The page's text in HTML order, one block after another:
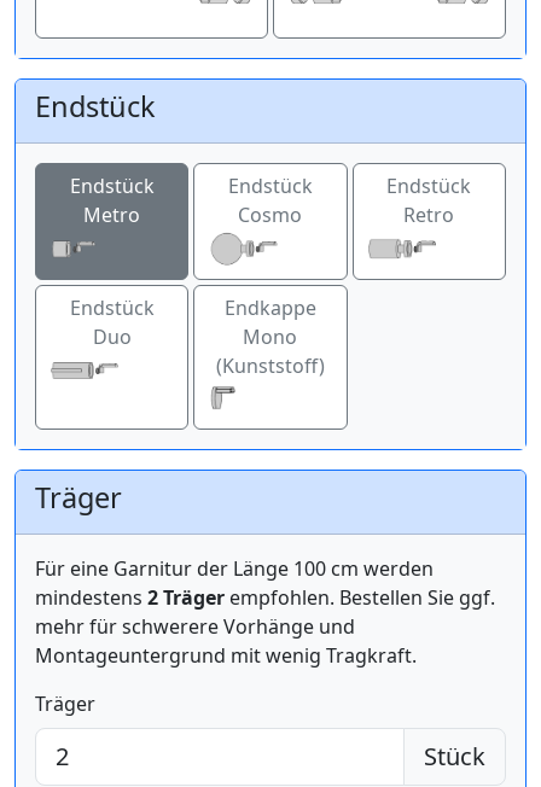
Endstück
Endstück
Metro
Endstück
Cosmo
Endstück
Retro
Endstück
Duo
Endkappe
Mono
(Kunststoff)
Träger
Für eine Garnitur der Länge 100 cm werden
mindestens 2 Träger empfohlen. Bestellen Sie ggf.
mehr für schwerere Vorhänge und
Montageuntergrund mit wenig Tragkraft.
Träger
Stück